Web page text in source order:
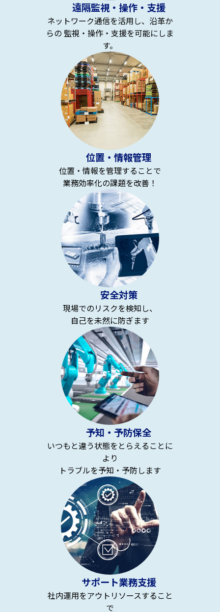
遠隔監視・操作・支援
ネットワーク通信を活用し、沿革か
らの 監視・操作・支援を可能にしま
す。
位置・情報管理
位置・情報を管理することで
業務効率化の課題を改善！
安全対策
現場でのリスクを検知し、
自己を未然に防ぎます
予知・予防保全
いつもと違う状態をとらえることに
より
トラブルを予知・予防します
サポート業務支援
社内運用をアウトリソースすること
で